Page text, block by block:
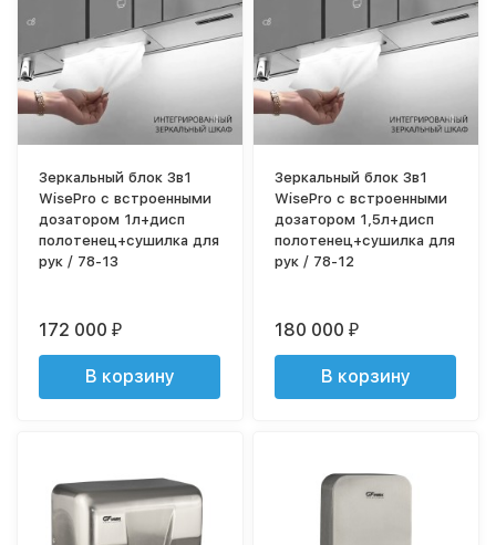
Зеркальный блок 3в1
WisePro с встроенными
дозатором 1л+дисп
полотенец+сушилка для
рук / 78-13
172 000₽
В корзину
Зеркальный блок 3в1
WisePro с встроенными
дозатором 1,5л+дисп
полотенец+сушилка для
рук / 78-12
180 000₽
В корзину